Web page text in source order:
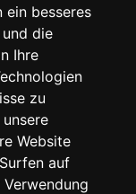
ein besseres
die
Ihre
zu
Website
auf